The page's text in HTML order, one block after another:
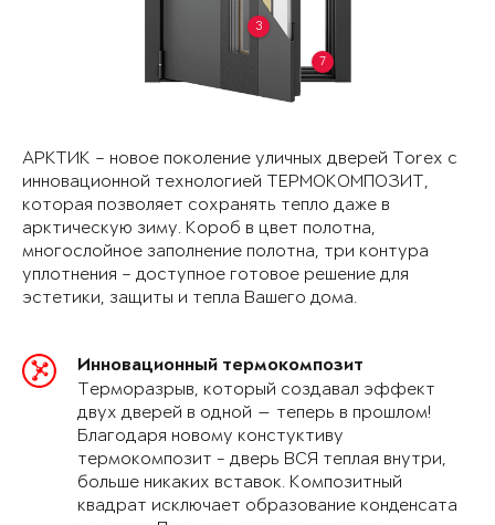
3
7
АРКТИК – новое поколение уличных дверей Torex с
инновационной технологией ТЕРМОКОМПОЗИТ,
которая позволяет сохранять тепло даже в
арктическую зиму. Короб в цвет полотна,
многослойное заполнение полотна, три контура
уплотнения – доступное готовое решение для
эстетики, защиты и тепла Вашего дома.
Инновационный термокомпозит
Терморазрыв, который создавал эффект
двух дверей в одной — теперь в прошлом!
Благодаря новому констуктиву
термокомпозит - дверь ВСЯ теплая внутри,
больше никаких вставок. Композитный
квадрат исключает образование конденсата